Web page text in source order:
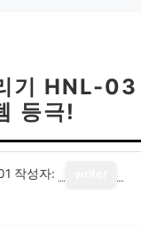
기 HNL-03
등극!
작성자: